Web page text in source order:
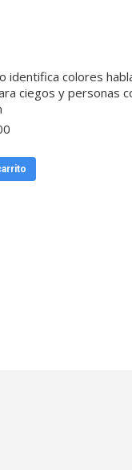
identifica colores
ciegos y personas